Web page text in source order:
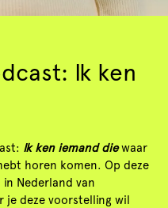
Ik ken
Ik ken iemand diewaar
horen komen. Op deze
Nederland van
je deze voorstelling wil